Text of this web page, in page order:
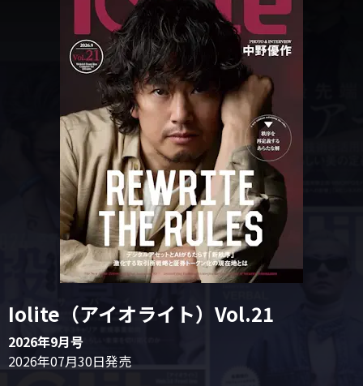
Iolite（アイオライト）Vol.21
2026年9月号
2026年07月30日発売